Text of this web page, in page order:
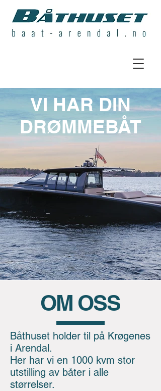
VI HAR DIN
DRØMMEBÅT
OM OSS
Båthuset holder til på Krøgenes
i Arendal.
Her har vi en 1000 kvm stor
utstilling av båter i alle
størrelser.